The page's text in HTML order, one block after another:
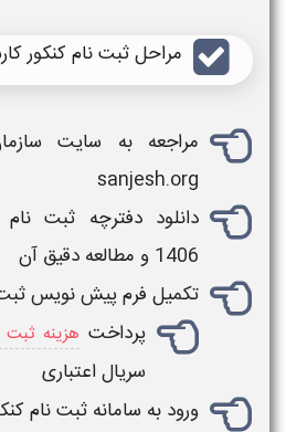
مراحل ثبت نام کنکور
مراجعه به سایت
sanjesh.org
دانلوددفترچه ثبت نام
1406 و مطالعه دقیق آن
تکمیل فرم پیش نویس
پرداخت هزینه ثبت
سریال اعتباری
ورود به سامانه ثبت نام